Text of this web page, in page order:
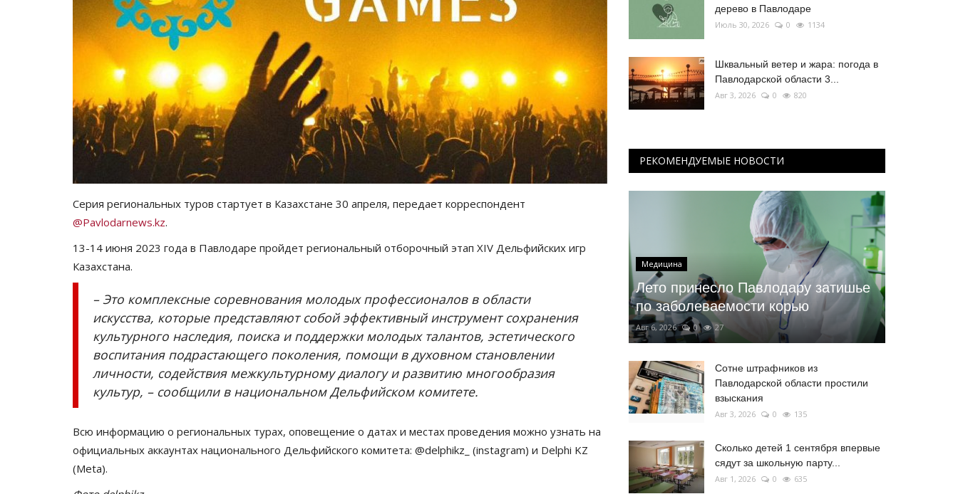
Серия региональных туров стартует в Казахстане 30 апреля, передает корреспондент
@Pavlodarnews.kz.
13-14 июня 2023 года в Павлодаре пройдет региональный отборочный этап XIV Дельфийских игр
Казахстана.
– Это комплексные соревнования молодых профессионалов в области
искусства, которые представляют собой эффективный инструмент сохранения
культурного наследия, поиска и поддержки молодых талантов, эстетического
воспитания подрастающего поколения, помощи в духовном становлении
личности, содействия межкультурному диалогу и развитию многообразия
культур, – сообщили в национальном Дельфийском комитете.
Всю информацию о региональных турах, оповещение о датах и местах проведения можно узнать на
официальных аккаунтах национального Дельфийского комитета: @delphikz_ (instagram) и Delphi KZ
(Meta).
дерево в Павлодаре
Июль 30, 2026 0 1134
Шквальный ветер и жара: погода в
Павлодарской области 3...
Авг 3, 2026 0 820
РЕКОМЕНДУЕМЫЕ НОВОСТИ
Медицина
Лето принесло Павлодару затишье
по заболеваемости корью
Авг 6, 2026 0 27
Сотне штрафников из
Павлодарской области простили
взыскания
Авг 3, 2026 0 135
Сколько детей 1 сентября впервые
сядут за школьную парту...
Авг 1, 2026 0 635